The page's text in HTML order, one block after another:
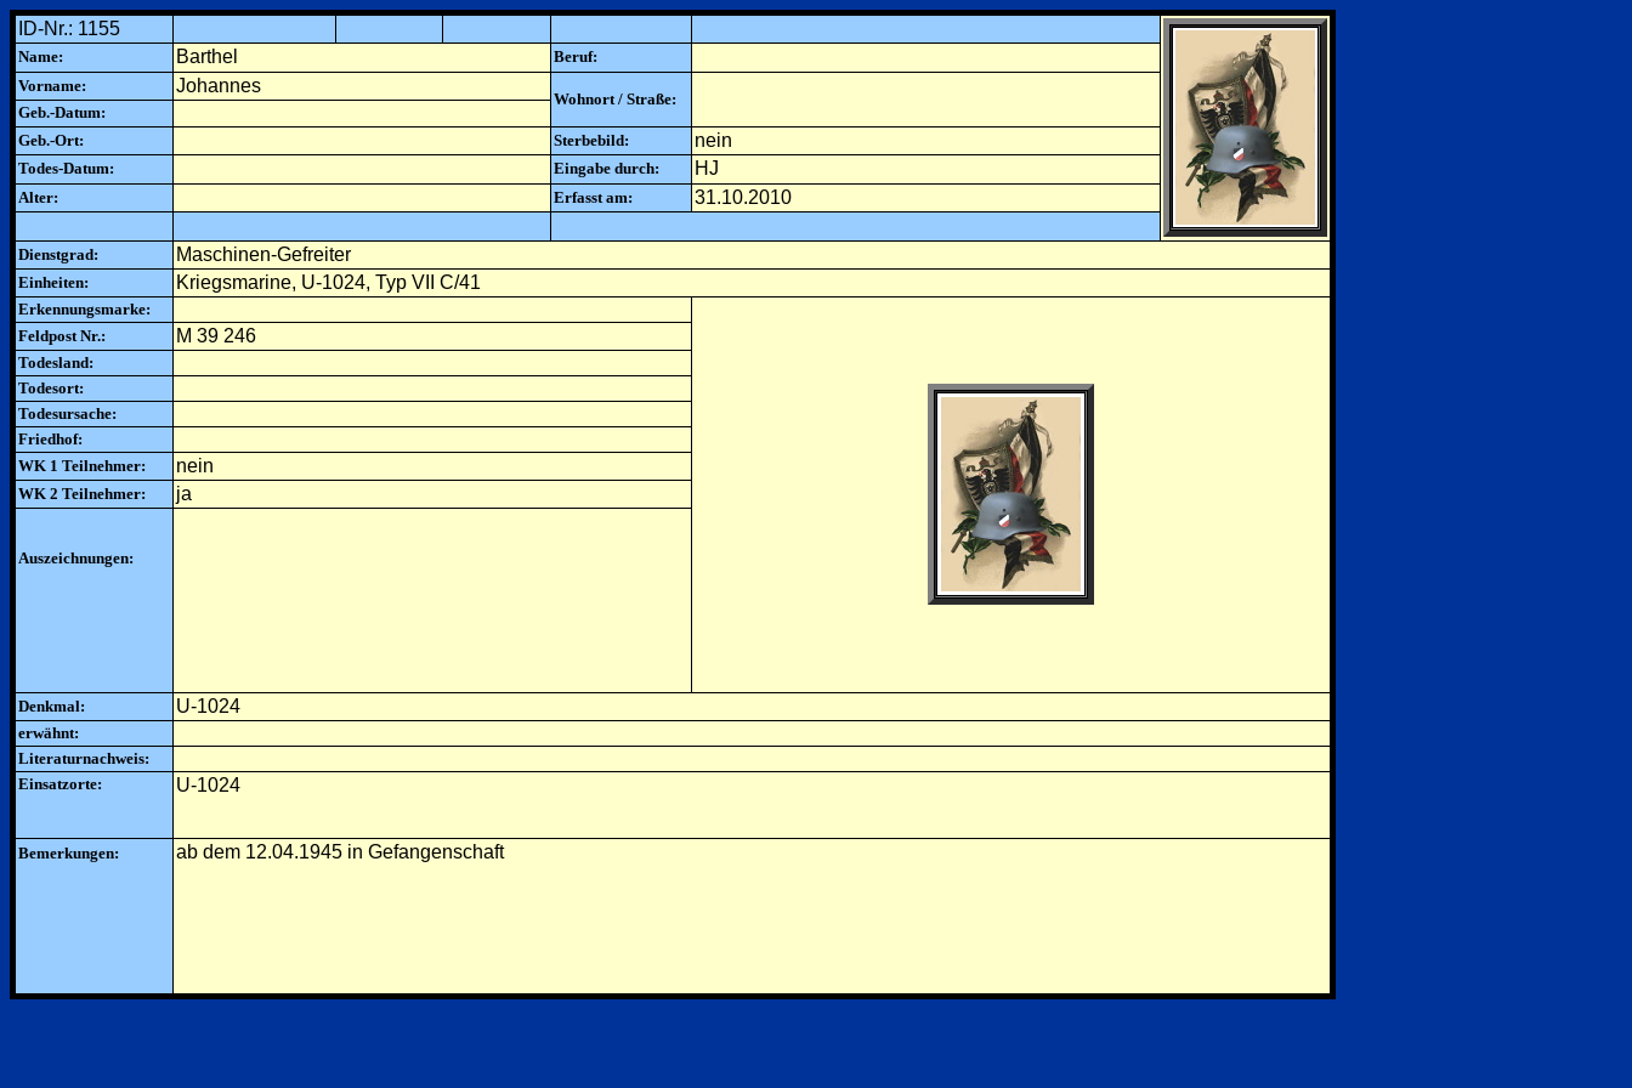
ID-Nr.: 1155
Name: Barthel
Beruf:
Vorname:
Johannes
Wohnort / Straße:
Geb.-Datum:
Geb.-Ort:
Sterbebild: nein
Todes-Datum: Eingabe durch: HJ
Alter: Erfasst am: 31.10.2010
Dienstgrad: Maschinen-Gefreiter
Einheiten: Kriegsmarine, U-1024, Typ VII C/41
Erkennungsmarke:
Feldpost Nr.:
M 39 246
Todesland:
Todesort:
Todesursache:
Friedhof:
WK 1 Teilnehmer:
nein
WK 2 Teilnehmer: ja
Auszeichnungen:
Denkmal: U-1024
erwähnt:
Literaturnachweis:
Einsatzorte:
U-1024
Bemerkungen: ab dem 12.04.1945 in Gefangenschaft